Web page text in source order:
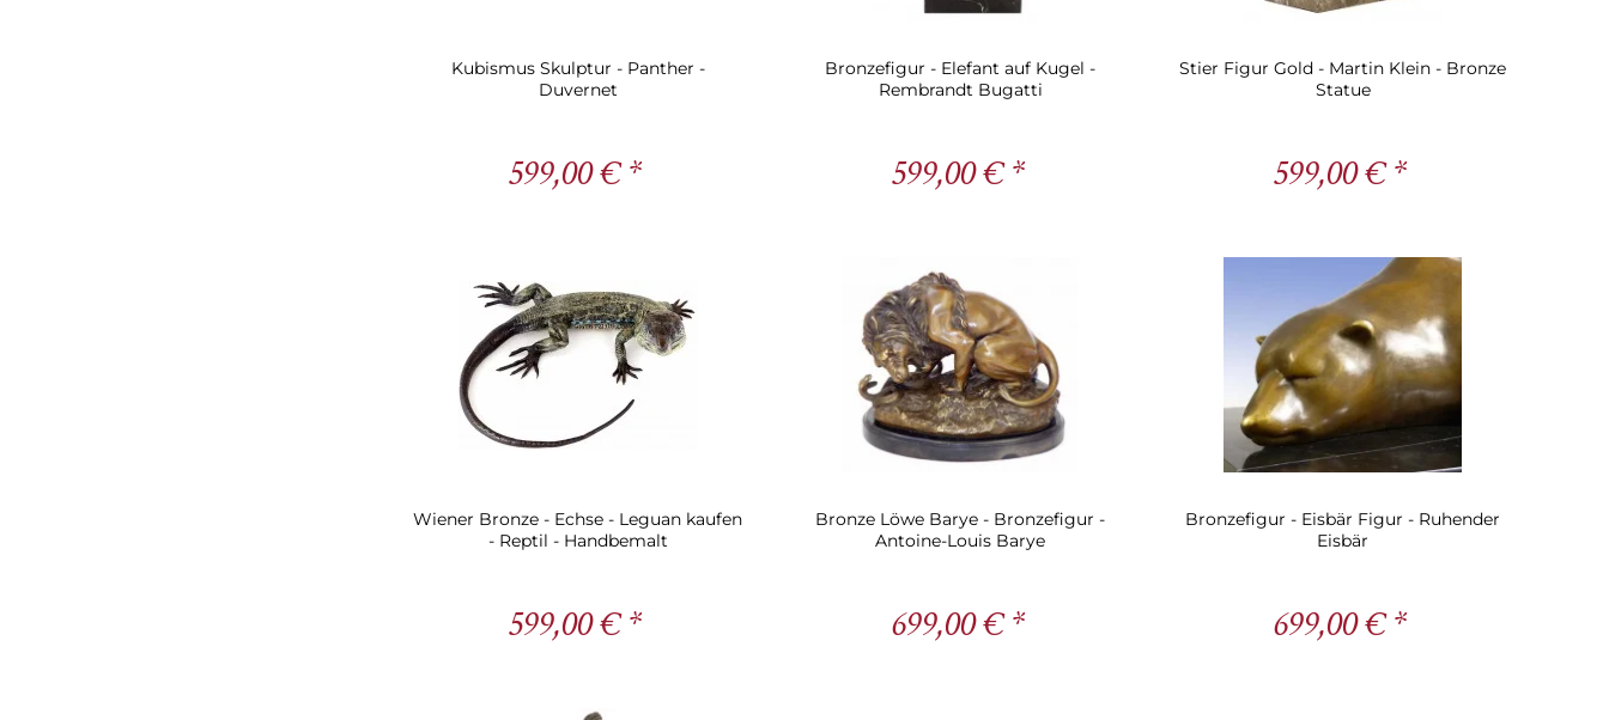
Kubismus Skulptur - Panther -
Duvernet
599,00 € *
Bronzefigur - Elefant auf Kugel -
Rembrandt Bugatti
599,00 € *
Stier Figur Gold - Martin Klein - Bronze
Statue
599,00 € *
Wiener Bronze - Echse - Leguan kaufen
- Reptil - Handbemalt
599,00 € *
Bronze Löwe Barye - Bronzefigur -
Antoine-Louis Barye
699,00 € *
Bronzefigur - Eisbär Figur - Ruhender
Eisbär
699,00 € *